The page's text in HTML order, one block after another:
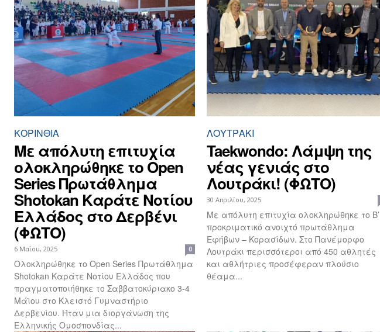
ΚΟΡΙΝΘΊΑ
Με απόλυτη επιτυχία
ολοκληρώθηκε το Open
Series Πρωτάθλημα
Shotokan Καράτε Νοτίου
Ελλάδος στο Δερβένι
(ΦΩΤΟ)
6 Μαΐου, 2025 0
Ολοκληρώθηκε το Open Series Πρωτάθλημα
Shotokan Καράτε Νοτίου Ελλάδος που
πραγματοποιήθηκε το Σαββατοκύριακο 3-4
Μάϊου στο Κλειστό Γυμναστήριο
Δερβενίου. Ήταν μια διοργάνωση της
Ελληνικής Ομοσπονδίας...
ΛΟΥΤΡΆΚΙ
Taekwondo: Λάμψη της
νέας γενιάς στο
Λουτράκι! (ΦΩΤΟ)
30 Απριλίου, 2025
Με απόλυτη επιτυχία ολοκληρώθηκε το Β’
προκριματικό ανοιχτό πρωτάθλημα
Εφήβων – Κορασίδων. Στο Πανέμορφο
Λουτράκι περισσότεροι από 450 αθλητές
και αθλήτριες προσέφεραν πλούσιο
θέαμα...